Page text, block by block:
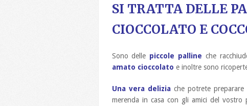
SI TRATTA DELLE
CIOCCOLATO E
Sono delle piccole palline che
amato cioccolato e inoltre sono
Una vera deliziache potrete preparare
merenda in casa con gli amici del